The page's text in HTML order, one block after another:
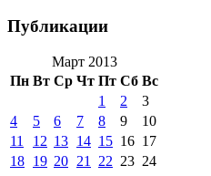
Публикации
Март 2013
Пн Вт Ср Чт Пт Сб Вс
1
2
3
4
5 6 7 8 9
10
11
12 13 14 15 16 17
18 19 20 21 22 23 24